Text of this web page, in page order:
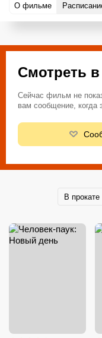
О фильме
Смотреть
Сейчас фильм не
вам сообщение, когда
В прокате